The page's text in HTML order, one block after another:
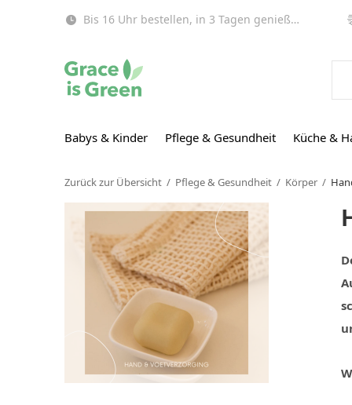
Babys & Kinder Pflege & Gesundheit Küche &
Bis 16 Uhr bestellen, in 3 Tagen genießen (EU)!
Zurück zur Übersicht Pflege & Gesundheit Körper